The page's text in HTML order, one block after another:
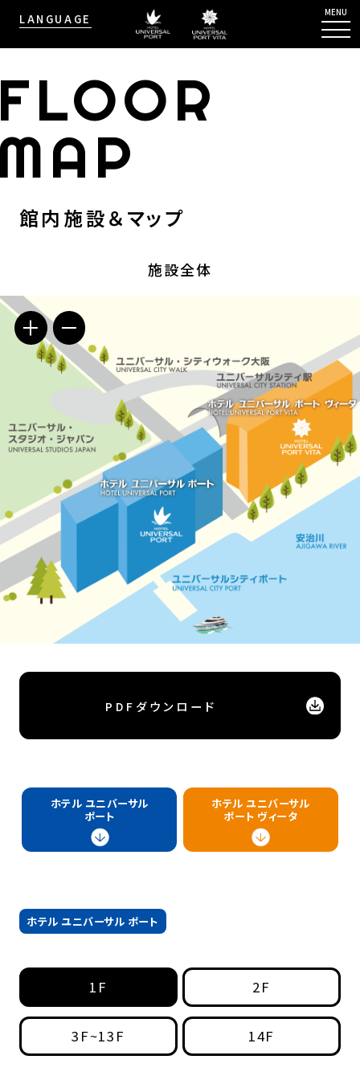
LANGUAGE MENU
館内施設＆マップ
施設全体
PDFダウンロード
ホテル ユニバーサル
ポート
ホテル ユニバーサル
ポート ヴィータ
ホテル ユニバーサル ポート
1F 2F
3F~13F 14F